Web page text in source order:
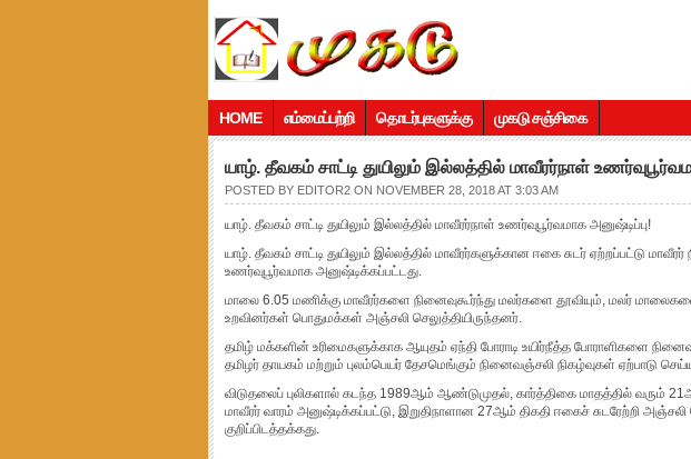
HOME எம்மைப்பற்றி தொடர்புகளுக்கு முகடு சஞ்சிகை
யாழ். தீவகம் சாட்டி துயிலும் இல்லத்தில் மாவீரர்நாள்
POSTED BY EDITOR2 ON NOVEMBER 28, 2018 AT 3:03 AM
யாழ். தீவகம் சாட்டி துயிலும் இல்லத்தில் மாவீரர்நாள் உணர்வுபூர்வமாக அனுஷ்டிப்பு!
யாழ். தீவகம் சாட்டி துயிலும் இல்லத்தில் மாவீரர்களுக்கான ஈகை சுடர் ஏற்றப்பட்டு மாவீரர்
உணர்வுபூர்வமாக அனுஷ்டிக்கப்பட்டது.
மாலை 6.05 மணிக்கு மாவீரர்களை நினைவுகூர்ந்து மலர்களை தூவியும், மலர்
உறவினர்கள் பொதுமக்கள் அஞ்சலி செலுத்தியிருந்தனர்.
தமிழ் மக்களின் உரிமைகளுக்காக ஆயுதம் ஏந்தி போராடி உயிர்நீத்த போராளிகளை
தமிழர் தாயகம் மற்றும் புலம்பெயர் தேசமெங்கும் நினைவஞ்சலி நிகழ்வுகள் ஏற்பாடு
விடுதலைப் புலிகளால் கடந்த 1989ஆம் ஆண்டுமுதல், கார்த்திகை மாதத்தில் வரும்
மாவீரர் வாரம் அனுஷ்டிக்கப்பட்டு, இறுதிநாளான 27ஆம் திகதி ஈகைச் சுடரேற்றி
குறிப்பிடத்தக்கது.